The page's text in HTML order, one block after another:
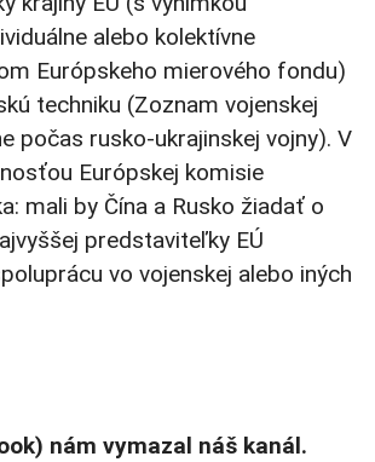
alebo kolektívne
Európskeho mierového fondu)
techniku (Zoznam vojenskej
počas rusko-ukrajinskej vojny). V
Európskej komisie
mali by Čína a Rusko žiadať o
predstaviteľky EÚ
vo vojenskej alebo iných
nám vymazal náš kanál.